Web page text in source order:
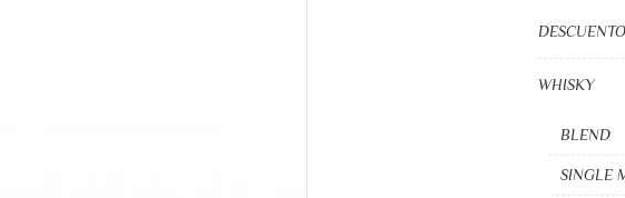
WHISKY
BLEND
SINGLE